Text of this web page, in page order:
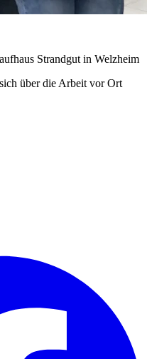
Strandgut in Welzheim
über die Arbeit vor Ort